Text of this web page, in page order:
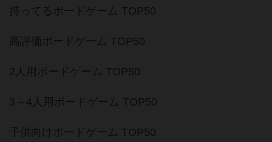
持ってるボードゲーム TOP50
高評価ボードゲーム TOP50
2人用ボードゲーム TOP50
3～4人用ボードゲーム TOP50
子供向けボードゲーム TOP50